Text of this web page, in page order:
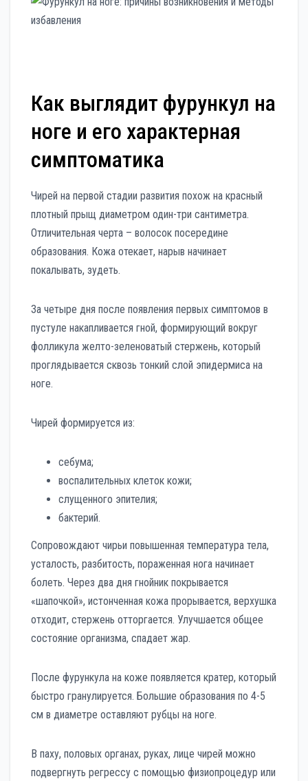
Как выглядит фурункул на
ноге и его характерная
симптоматика
Чирей на первой стадии развития похож на красный
плотный прыщ диаметром один-три сантиметра.
Отличительная черта – волосок посередине
образования. Кожа отекает, нарыв начинает
покалывать, зудеть.
За четыре дня после появления первых симптомов в
пустуле накапливается гной, формирующий вокруг
фолликула желто-зеленоватый стержень, который
проглядывается сквозь тонкий слой эпидермиса на
ноге.
Чирей формируется из:
себума;
воспалительных клеток кожи;
слущенного эпителия;
бактерий.
Сопровождают чирьи повышенная температура тела,
усталость, разбитость, пораженная нога начинает
болеть. Через два дня гнойник покрывается
«шапочкой», истонченная кожа прорывается, верхушка
отходит, стержень отторгается. Улучшается общее
состояние организма, спадает жар.
После фурункула на коже появляется кратер, который
быстро гранулируется. Большие образования по 4-5
см в диаметре оставляют рубцы на ноге.
В паху, половых органах, руках, лице чирей можно
подвергнуть регрессу с помощью физиопроцедур или